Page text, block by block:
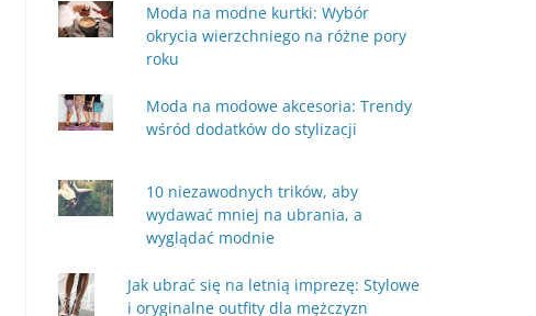
Moda na modne kurtki: Wybór
okrycia wierzchniego na różne pory
roku
Moda na modowe akcesoria: Trendy
wśród dodatków do stylizacji
10 niezawodnych trików, aby
wydawać mniej na ubrania, a
wyglądać modnie
Jak ubrać się na letnią imprezę: Stylowe
i oryginalne outfity dla mężczyzn